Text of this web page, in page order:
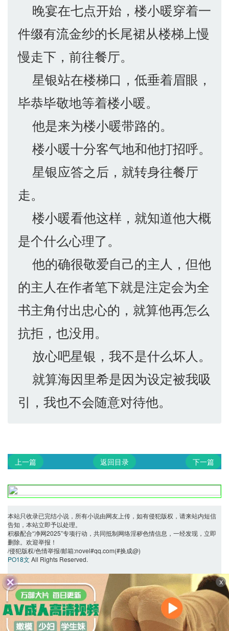
晚宴在七点开始，楼小暖穿着一
件缀有流金纱的长尾裙从楼梯上慢
慢走下，前往餐厅。
星银站在楼梯口，低垂着眉眼，
毕恭毕敬地等着楼小暖。
他是来为楼小暖带路的。
楼小暖十分客气地和他打招呼。
星银应答之后，就转身往餐厅
走。
楼小暖看他这样，就知道他大概
是个什么心理了。
他的确很敬爱自己的主人，但他
的主人在作者笔下就是注定会为全
书主角付出忠心的，就算他再怎么
抗拒，也没用。
放心吧星银，我不是什么坏人。
就算海因里希是因为设定被我吸
引，我也不会随意对待他。
上一篇 返回目录 下一篇
本站只收录已完结小说，所有小说由网友上传，如有侵犯版权，请来站内短信
告知，本站立即予以处理。
积极配合“净网2025”专项行动，共同抵制网络淫秽色情信息，一经发现，立即
删除。欢迎举报！
/侵犯版权/色情举报/邮箱:novel#qq.com(#换成@)
PO18文 All Rights Reserved.
X